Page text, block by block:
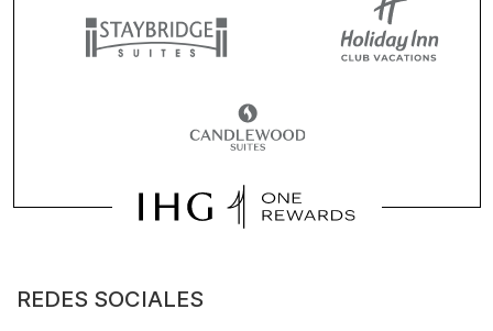
REDES SOCIALES